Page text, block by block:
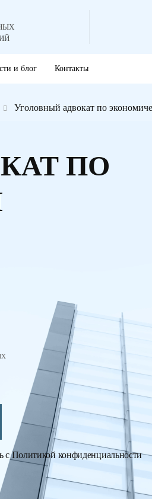
Уголовный адвокат по
ПО
сПолитикой конфиденциальности
и блог Контакты